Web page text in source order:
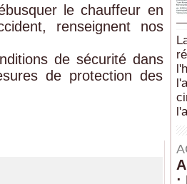
le chauffeur en
renseignent nos
de sécurité dans
de protection des